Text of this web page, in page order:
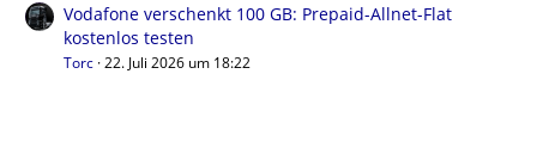
Vodafone verschenkt 100 GB: Prepaid-Allnet-Flat
kostenlos testen
Torc 22. Juli 2026 um 18:22